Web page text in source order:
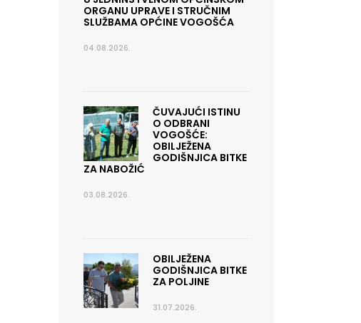
ORGANU UPRAVE I STRUČNIM
SLUŽBAMA OPĆINE VOGOŠĆA
04.08.2026.
ČUVAJUĆI ISTINU
O ODBRANI
VOGOŠĆE:
OBILJEŽENA
GODIŠNJICA BITKE
ZA NABOŽIĆ
03.08.2026.
OBILJEŽENA
GODIŠNJICA BITKE
ZA POLJINE
31.07.2026.